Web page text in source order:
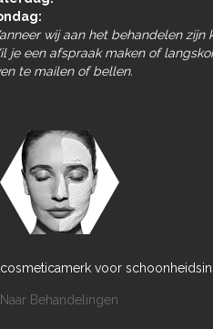
wij aan het behandelen zijn
je een afspraak maken of
te mailen of bellen.
cosmeticamerk voor
Naar Behandelingen